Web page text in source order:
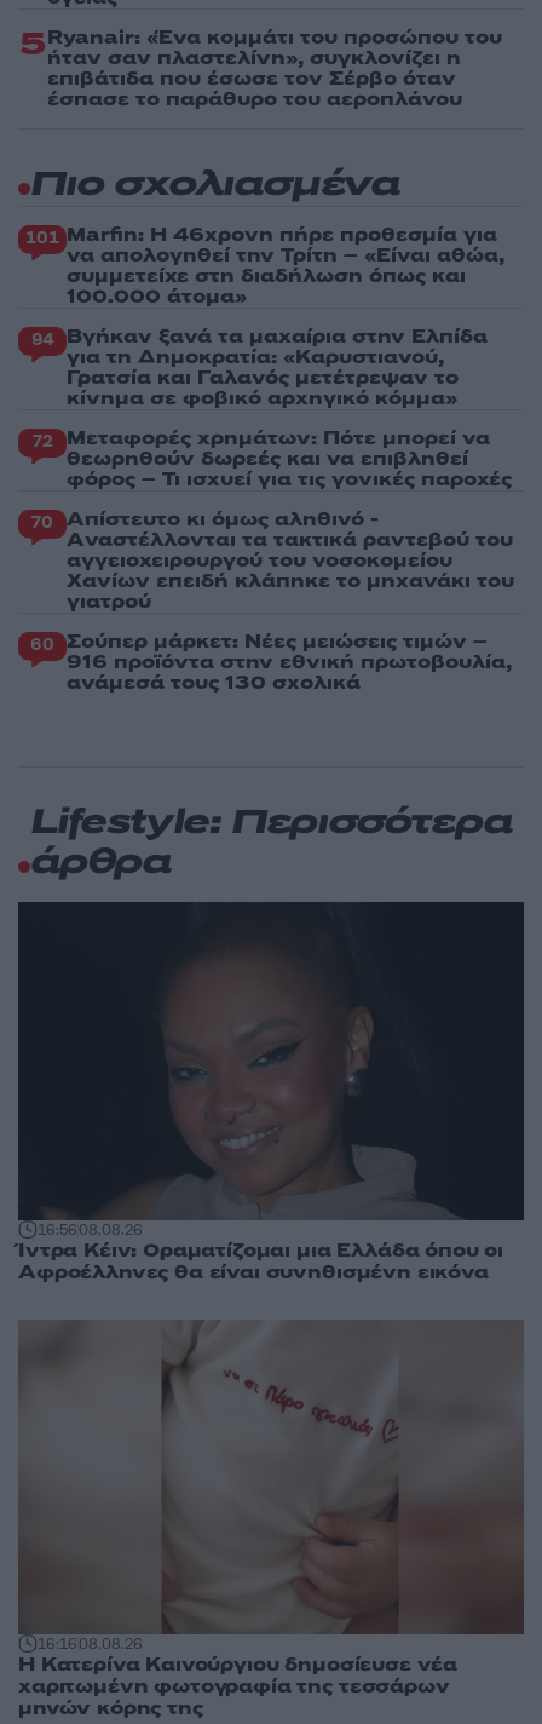
5Ryanair: «Ένα κομμάτι του προσώπου του
ήταν σαν πλαστελίνη», συγκλονίζει η
επιβάτιδα που έσωσε τον Σέρβο όταν
έσπασε το παράθυρο του αεροπλάνου
Πιο σχολιασμένα
101 Marfin: Η 46χρονη πήρε προθεσμία για
να απολογηθεί την Τρίτη – «Είναι αθώα,
συμμετείχε στη διαδήλωση όπως και
100.000 άτομα»
94 Βγήκαν ξανά τα μαχαίρια στην Ελπίδα
για τη Δημοκρατία: «Καρυστιανού,
Γρατσία και Γαλανός μετέτρεψαν το
κίνημα σε φοβικό αρχηγικό κόμμα»
72 Μεταφορές χρημάτων: Πότε μπορεί να
θεωρηθούν δωρεές και να επιβληθεί
φόρος – Τι ισχυεί για τις γονικές παροχές
70 Απίστευτο κι όμως αληθινό -
Aναστέλλονται τα τακτικά ραντεβού του
αγγειοχειρουργού του νοσοκομείου
Χανίων επειδή κλάπηκε το μηχανάκι του
γιατρού
60 Σούπερ μάρκετ: Νέες μειώσεις τιμών –
916 προϊόντα στην εθνική πρωτοβουλία,
ανάμεσά τους 130 σχολικά
Lifestyle: Περισσότερα
άρθρα
16:5608.08.26
Ίντρα Κέιν: Οραματίζομαι μια Ελλάδα όπου οι
Αφροέλληνες θα είναι συνηθισμένη εικόνα
16:1608.08.26
Η Κατερίνα Καινούργιου δημοσίευσε νέα
χαριτωμένη φωτογραφία της τεσσάρων
μηνών κόρης της